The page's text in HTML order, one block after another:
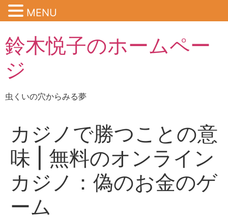
鈴木悦子のホームペー
ジ
虫くいの穴からみる夢
カジノで勝つことの意
味 | 無料のオンライン
カジノ：偽のお金のゲ
ーム
MENU